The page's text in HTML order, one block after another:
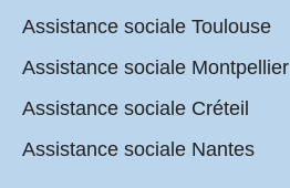
Assistance sociale Toulouse
Assistance sociale Montpellier
Assistance sociale Créteil
Assistance sociale Nantes